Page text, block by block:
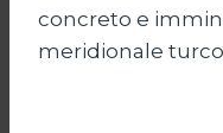
concreto e
meridionale